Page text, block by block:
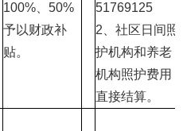
100%、50%
予以财政补
贴。
51769125
2、社区日间照
护机构和养老
机构照护费用
直接结算。